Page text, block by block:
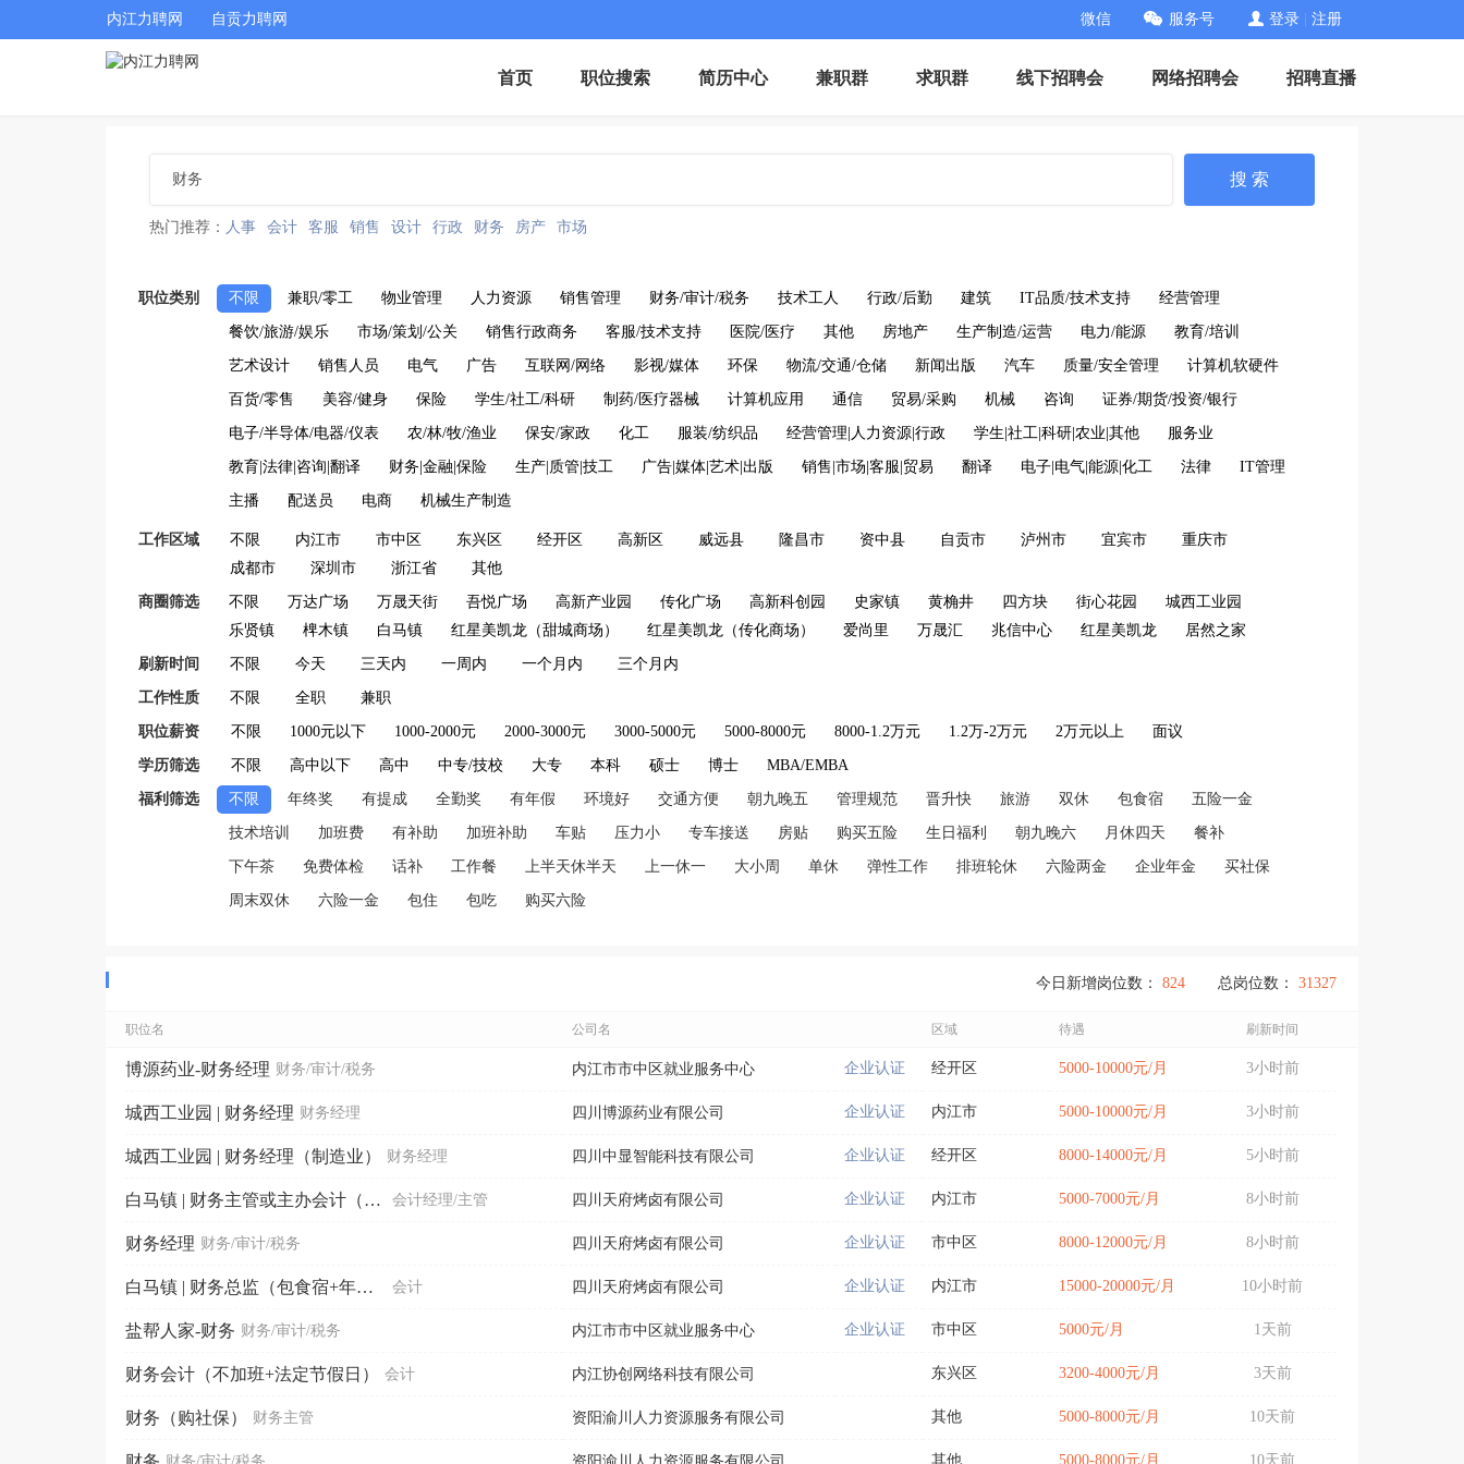
内江力聘网 自贡力聘网 微信 服务号 登录 注册
首页 职位搜索 简历中心 兼职群 求职群 线下招聘会 网络招聘会 招聘直播
搜 索
热门推荐： 人事 会计 客服 销售 设计 行政 财务 房产 市场
职位类别 不限 兼职/零工 物业管理 人力资源 销售管理 财务/审计/税务 技术工人 行政/后勤 建筑 IT品质/技术支持 经营管理
餐饮/旅游/娱乐 市场/策划/公关 销售行政商务 客服/技术支持 医院/医疗 其他 房地产 生产制造/运营 电力/能源 教育/培训
艺术设计 销售人员 电气 广告 互联网/网络 影视/媒体 环保 物流/交通/仓储 新闻出版 汽车 质量/安全管理 计算机软硬件
百货/零售 美容/健身 保险 学生/社工/科研 制药/医疗器械 计算机应用 通信 贸易/采购 机械 咨询 证券/期货/投资/银行
电子/半导体/电器/仪表 农/林/牧/渔业 保安/家政 化工 服装/纺织品 经营管理|人力资源|行政 学生|社工|科研|农业|其他 服务业
教育|法律|咨询|翻译 财务|金融|保险 生产|质管|技工 广告|媒体|艺术|出版 销售|市场|客服|贸易 翻译 电子|电气|能源|化工 法律 IT管理
主播 配送员 电商 机械生产制造
工作区域 不限 内江市 市中区 东兴区 经开区 高新区 威远县 隆昌市 资中县 自贡市 泸州市 宜宾市
重庆市
成都市
深圳市 浙江省 其他
商圈筛选 不限 万达广场 万晟天街 吾悦广场 高新产业园 传化广场 高新科创园 史家镇 黄桷井 四方块 街心花园
城西工业园
乐贤镇
椑木镇 白马镇 红星美凯龙（甜城商场） 红星美凯龙（传化商场） 爱尚里 万晟汇 兆信中心 红星美凯龙 居然之家
刷新时间 不限 今天 三天内 一周内 一个月内 三个月内
工作性质 不限 全职 兼职
职位薪资 不限 1000元以下 1000-2000元 2000-3000元 3000-5000元 5000-8000元 8000-1.2万元 1.2万-2万元 2万元以上 面议
学历筛选 不限 高中以下 高中 中专/技校 大专 本科 硕士 博士 MBA/EMBA
福利筛选 不限 年终奖 有提成 全勤奖 有年假 环境好 交通方便 朝九晚五 管理规范 晋升快 旅游 双休 包食宿 五险一金
技术培训 加班费 有补助 加班补助 车贴 压力小 专车接送 房贴 购买五险 生日福利 朝九晚六 月休四天 餐补
下午茶 免费体检 话补 工作餐 上半天休半天 上一休一 大小周 单休 弹性工作 排班轮休 六险两金 企业年金 买社保
周末双休 六险一金 包住 包吃 购买六险
总岗位数： 31327
今日新增岗位数： 824
职位名 公司名 区域 待遇 刷新时间
博源药业-财务经理 财务/审计/税务 内江市市中区就业服务中心 企业认证 经开区 5000-10000元/月 3小时前
城西工业园 | 财务经理 财务经理 四川博源药业有限公司 企业认证 内江市 5000-10000元/月 3小时前
城西工业园 | 财务经理（制造业） 财务经理 四川中显智能科技有限公司 企业认证 经开区 8000-14000元/月 5小时前
白马镇 | 财务主管或主办会计（购社保） 会计经理/主管 四川天府烤卤有限公司 企业认证 内江市 5000-7000元/月 8小时前
财务经理 财务/审计/税务 四川天府烤卤有限公司 企业认证 市中区 8000-12000元/月 8小时前
白马镇 | 财务总监（包食宿+年终奖） 会计 四川天府烤卤有限公司 企业认证 内江市 15000-20000元/月 10小时前
盐帮人家-财务 财务/审计/税务 内江市市中区就业服务中心 企业认证 市中区 5000元/月 1天前
财务会计（不加班+法定节假日） 会计 内江协创网络科技有限公司 东兴区 3200-4000元/月 3天前
财务（购社保） 财务主管 资阳渝川人力资源服务有限公司 其他 5000-8000元/月 10天前
其他 5000-8000元/月 10天前